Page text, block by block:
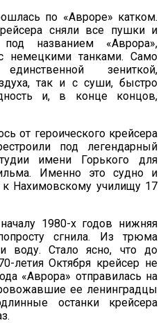
по «Авроре» катком.
сняли все пушки и
названием «Аврора»,
немецкими танками. Само
зениткой,
так и с суши, быстро
и, в конце концов,
от героического крейсера
под легендарный
имени Горького для
Именно это судно и
к Нахимовскому училищу 17
1980-х годов нижняя
сгнила. Из трюма
воду. Стало ясно, что до
летия Октября крейсер не
«Аврора» отправилась на
ее ленинградцы
останки крейсера